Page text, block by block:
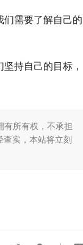
需要了解自己的
持自己的目标，
有所有权，不承担
实，本站将立刻